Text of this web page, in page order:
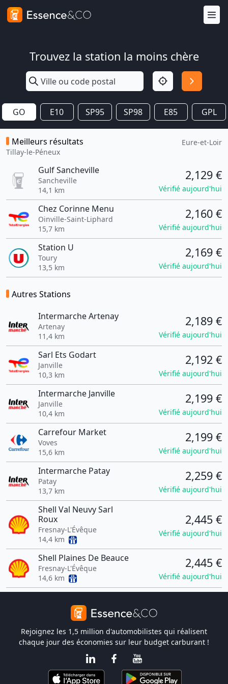
Trouvez la station la moins chère
GO E10 SP95 SP98 E85 GPL
Meilleurs résultats
Tillay-le-Péneux
Eure-et-Loir
Gulf Sancheville
Sancheville
14,1 km
2,129 €
Vérifié aujourd'hui
Chez Corinne Menu
Oinville-Saint-Liphard
15,7 km
2,160 €
Vérifié aujourd'hui
Station U
Toury
13,5 km
2,169 €
Vérifié aujourd'hui
Autres Stations
Intermarche Artenay
Artenay
11,4 km
2,189 €
Vérifié aujourd'hui
Sarl Ets Godart
Janville
10,3 km
2,192 €
Vérifié aujourd'hui
Intermarche Janville
Janville
10,4 km
2,199 €
Vérifié aujourd'hui
Carrefour Market
Voves
15,6 km
2,199 €
Vérifié aujourd'hui
Intermarche Patay
Patay
13,7 km
2,259 €
Vérifié aujourd'hui
Shell Val Neuvy Sarl
Roux
Fresnay-L'Évêque
14,4 km
2,445 €
Vérifié aujourd'hui
Shell Plaines De Beauce
Fresnay-L'Évêque
14,6 km
2,445 €
Vérifié aujourd'hui
Rejoignez les 1,5 million d'automobilistes qui réalisent
chaque jour des économies sur leur budget carburant !